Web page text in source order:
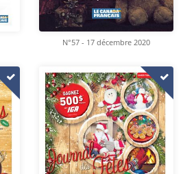
N°57 - 17 décembre 2020